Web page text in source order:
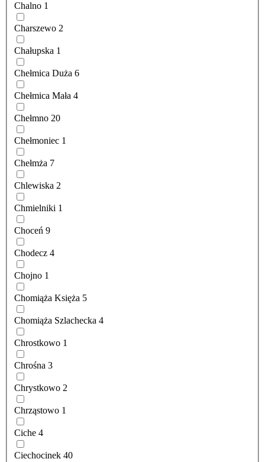
Chalno 1
Charszewo 2
Chałupska 1
Chełmica Duża 6
Chełmica Mała 4
Chełmno 20
Chełmoniec 1
Chełmża 7
Chlewiska 2
Chmielniki 1
Choceń 9
Chodecz 4
Chojno 1
Chomiąża Księża 5
Chomiąża Szlachecka 4
Chrostkowo 1
Chrośna 3
Chrystkowo 2
Chrząstowo 1
Ciche 4
Ciechocinek 40